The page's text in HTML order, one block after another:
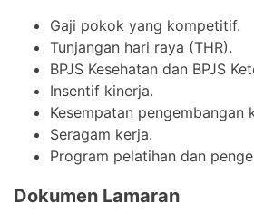
Gaji pokok yang kompetitif.
Tunjangan hari raya (THR).
BPJS Kesehatan dan BPJS
Insentif kinerja.
Kesempatan pengembangan
Seragam kerja.
Program pelatihan dan
Dokumen Lamaran